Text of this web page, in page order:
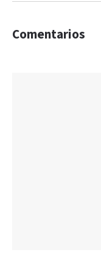
Comentarios